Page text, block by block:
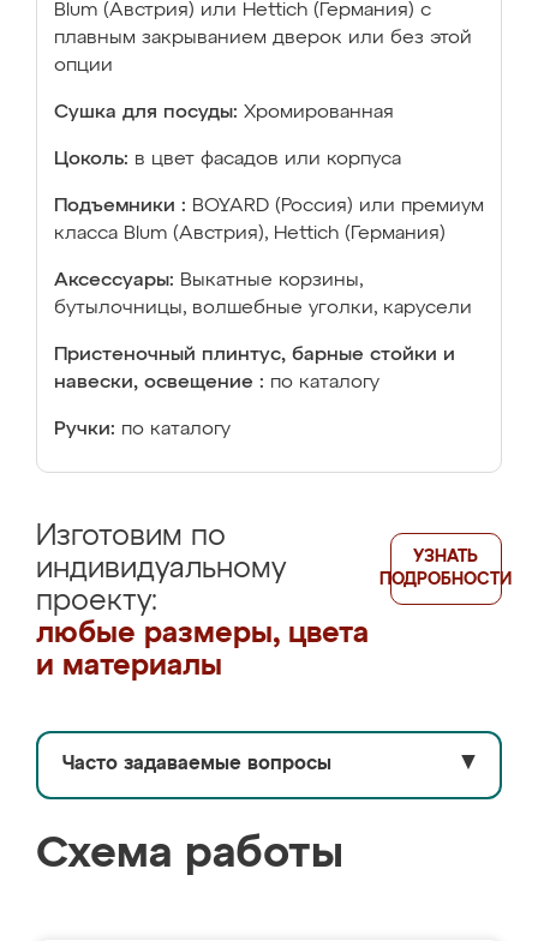
Blum (Австрия) или Hettich (Германия) с
плавным закрыванием дверок или без этой
опции
Сушка для посуды: Хромированная
Цоколь: в цвет фасадов или корпуса
Подъемники : BOYARD (Россия) или премиум
класса Blum (Австрия), Hettich (Германия)
Аксессуары: Выкатные корзины,
бутылочницы, волшебные уголки, карусели
Пристеночный плинтус, барные стойки и
навески, освещение : по каталогу
Ручки: по каталогу
Изготовим по
индивидуальному
проекту:
любые размеры, цвета
и материалы
УЗНАТЬ
ПОДРОБНОСТИ
Часто задаваемые вопросы ▼
Схема работы